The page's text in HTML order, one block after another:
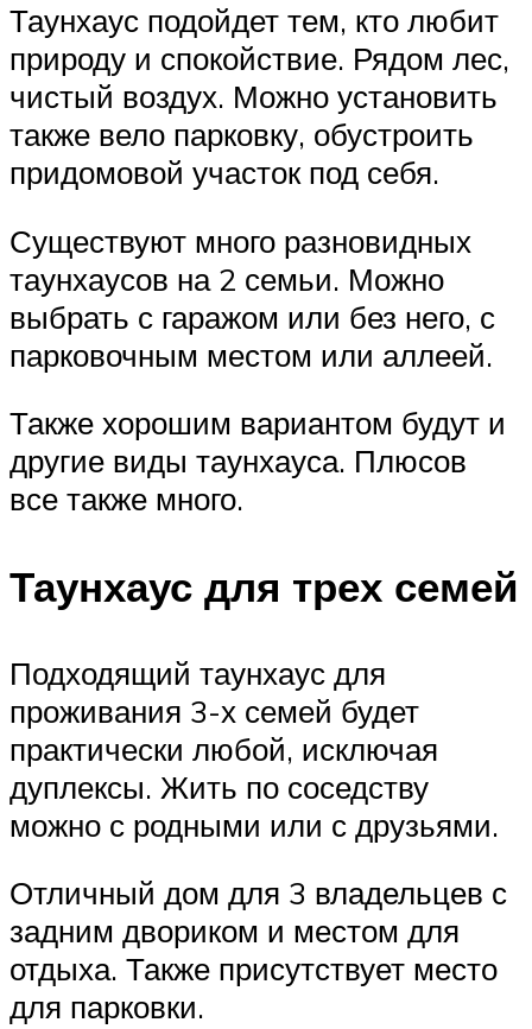
Таунхаус подойдет тем, кто любит
природу и спокойствие. Рядом лес,
чистый воздух. Можно установить
также вело парковку, обустроить
придомовой участок под себя.
Существуют много разновидных
таунхаусов на 2 семьи. Можно
выбрать с гаражом или без него, с
парковочным местом или аллеей.
Также хорошим вариантом будут и
другие виды таунхауса. Плюсов
все также много.
Таунхаус для трех семей
Подходящий таунхаус для
проживания 3-х семей будет
практически любой, исключая
дуплексы. Жить по соседству
можно с родными или с друзьями.
Отличный дом для 3 владельцев с
задним двориком и местом для
отдыха. Также присутствует место
для парковки.